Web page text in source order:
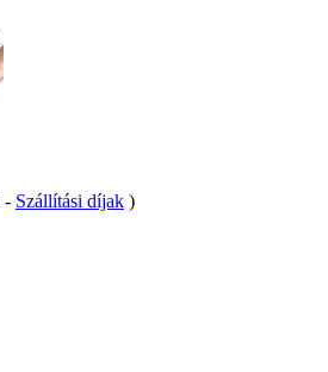
- Szállítási díjak )